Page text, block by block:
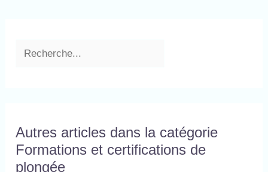
Autres articles dans la catégorie
Formations et certifications de
plongée